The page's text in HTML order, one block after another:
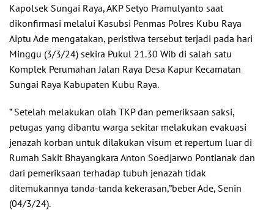
Kapolsek Sungai Raya, AKP Setyo Pramulyanto saat
dikonfirmasi melalui Kasubsi Penmas Polres Kubu Raya
Aiptu Ade mengatakan, peristiwa tersebut terjadi pada hari
Minggu (3/3/24) sekira Pukul 21.30 Wib di salah satu
Komplek Perumahan Jalan Raya Desa Kapur Kecamatan
Sungai Raya Kabupaten Kubu Raya.
” Setelah melakukan olah TKP dan pemeriksaan saksi,
petugas yang dibantu warga sekitar melakukan evakuasi
jenazah korban untuk dilakukan visum et repertum luar di
Rumah Sakit Bhayangkara Anton Soedjarwo Pontianak dan
dari pemeriksaan terhadap tubuh jenazah tidak
ditemukannya tanda-tanda kekerasan,”beber Ade, Senin
(04/3/24).